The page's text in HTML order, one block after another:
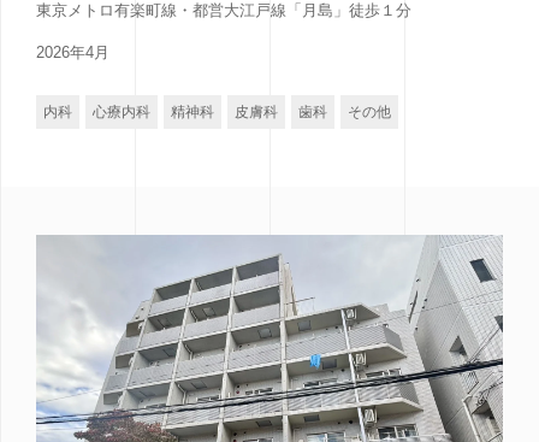
東京メトロ有楽町線・都営大江戸線「月島」徒歩１分
2026年4月
内科 心療内科 精神科 皮膚科 歯科 その他